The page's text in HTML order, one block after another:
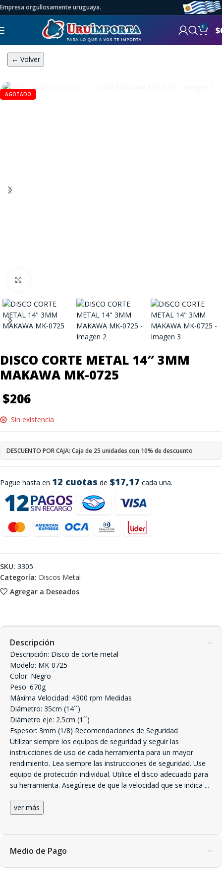
Empresa orgullosamente uruguaya.
0 $
← Volver
AGOTADO
DISCO CORTE METAL 14″ 3MM
MAKAWA MK-0725
$206
Pague hasta en 12 cuotas de $17,17 cada una.
Sin existencia
DESCUENTO POR CAJA: Caja de 25 unidades con 10% de descuento
Agregar a Deseados
SKU: 3305
Categoría: Discos Metal
Descripción
Descripción: Disco de corte metal
Modelo: MK-0725
Color: Negro
Peso: 670g
Máxima Velocidad: 4300 rpm Medidas
Diámetro: 35cm (14´´)
Diámetro eje: 2.5cm (1´´)
Espesor: 3mm (1/8) Recomendaciones de Seguridad
Utilizar siempre los equipos de seguridad y seguir las
instrucciones de uso de cada herramienta para un mayor
rendimiento. Lea siempre las instrucciones de seguridad. Use
equipo de protección individual. Utilice el disco adecuado para
su herramienta. Asegúrese de que la velocidad que se indica ...
ver más
Medio de Pago